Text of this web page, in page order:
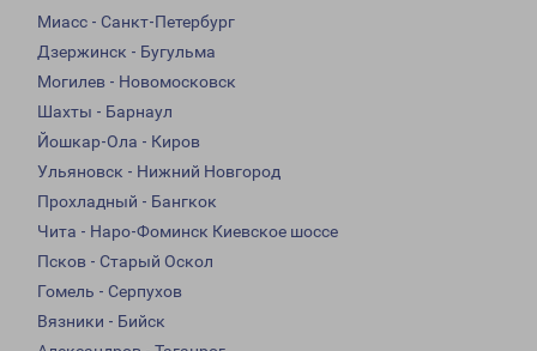
Миасс - Санкт-Петербург
Дзержинск - Бугульма
Могилев - Новомосковск
Шахты - Барнаул
Йошкар-Ола - Киров
Ульяновск - Нижний Новгород
Прохладный - Бангкок
Чита - Наро-Фоминск Киевское шоссе
Псков - Старый Оскол
Гомель - Серпухов
Вязники - Бийск